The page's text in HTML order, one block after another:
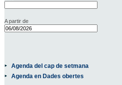
A partir de
Agenda del cap de setmana
Agenda en Dades obertes